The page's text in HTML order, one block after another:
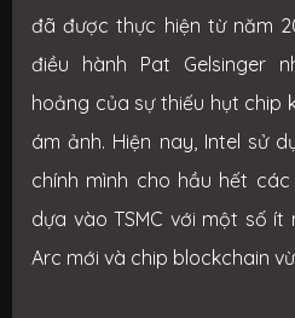
đã được thực hiện từ năm
điều hành Pat Gelsinger
hoảng của sự thiếu hụt chip
ám ảnh. Hiện nay, Intel sử
chính mình cho hầu hết
dựa vào TSMC với một số ít
Arc mới và chip blockchain